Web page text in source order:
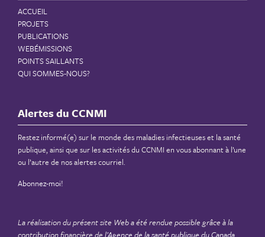
ACCUEIL
PROJETS
PUBLICATIONS
WEBÉMISSIONS
POINTS SAILLANTS
QUI SOMMES-NOUS?
Alertes du CCNMI
Restez informé(e) sur le monde des maladies infectieuses et la santé
publique, ainsi que sur les activités du CCNMI en vous abonnant à l’une
ou l’autre de nos alertes courriel.
Abonnez-moi!
La réalisation du présent site Web a été rendue possible grâce à la
contribution financière de l’Agence de la santé publique du Canada